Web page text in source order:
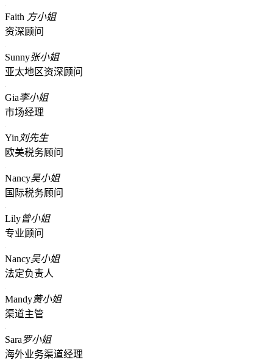
Faith 方小姐
资深顾问
Sunny张小姐
亚太地区资深顾问
Gia李小姐
市场经理
Yin 刘先生
欧美税务顾问
Nancy吴小姐
国际税务顾问
Lily曾小姐
专业顾问
Nancy吴小姐
法定负责人
Mandy黄小姐
渠道主管
Sara罗小姐
海外业务渠道经理